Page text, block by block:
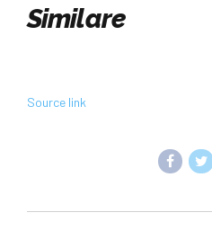
Similare
Source link